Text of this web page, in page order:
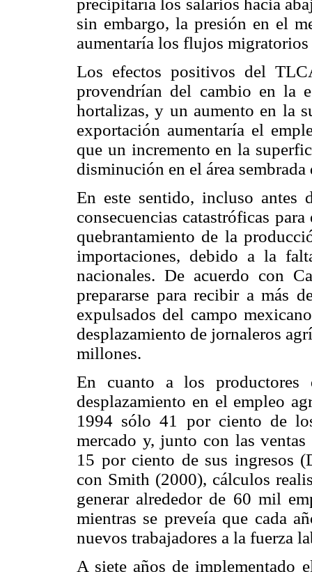
sin embargo, la presión en el
aumentaría los flujos
Los efectos positivos del
provendrían del cambio en la
hortalizas, y un aumento en la
exportación aumentaría el
que un incremento en la
disminución en el área
En este sentido, incluso
consecuencias catastróficas
quebrantamiento de la
importaciones, debido a la
nacionales. De acuerdo con
prepararse para recibir a más
expulsados del campo
desplazamiento de jornaleros
millones.
En cuanto a los
desplazamiento en el empleo
1994 sólo 41 por ciento de
mercado y, junto con las
15 por ciento de sus ingresos
con Smith (2000), cálculos
generar alrededor de 60 mil
mientras se preveía que cada
nuevos trabajadores a la fuerza
A siete años de implementado